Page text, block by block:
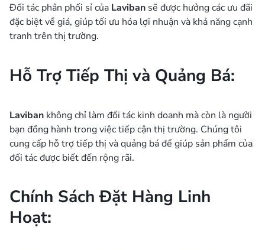
Đối tác phân phối sỉ của Laviban sẽ được hưởng các ưu đãi
đặc biệt về giá, giúp tối ưu hóa lợi nhuận và khả năng cạnh
tranh trên thị trường.
Hỗ Trợ Tiếp Thị và Quảng Bá:
Laviban không chỉ làm đối tác kinh doanh mà còn là người
bạn đồng hành trong việc tiếp cận thị trường. Chúng tôi
cung cấp hỗ trợ tiếp thị và quảng bá để giúp sản phẩm của
đối tác được biết đến rộng rãi.
Chính Sách Đặt Hàng Linh
Hoạt: